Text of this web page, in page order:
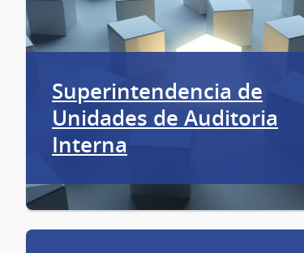
Superintendencia de
Unidades de Auditoria
Interna